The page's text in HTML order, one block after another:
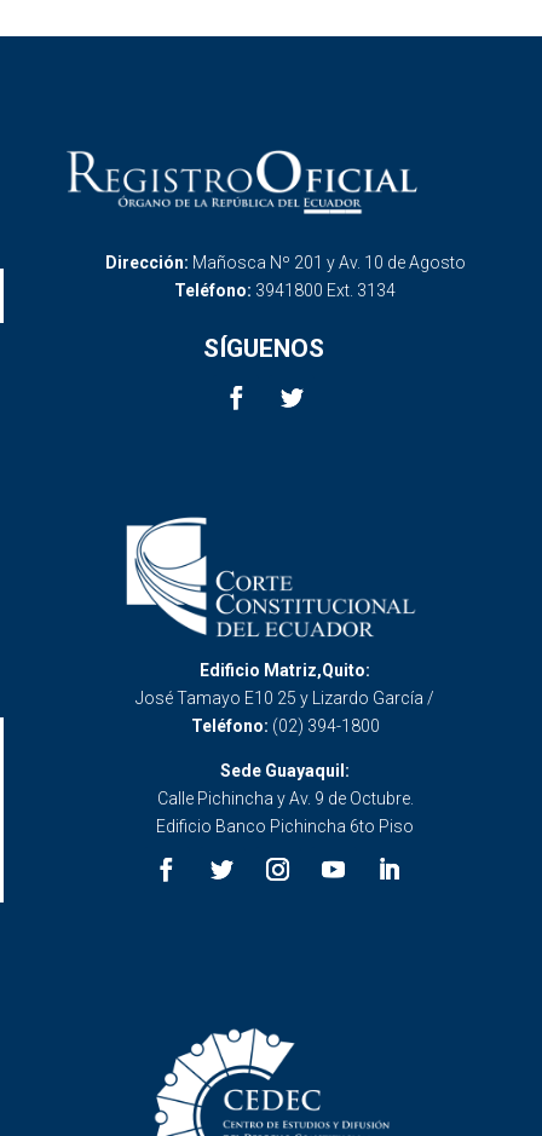
Dirección: Mañosca Nº 201 y Av. 10 de Agosto
Teléfono: 3941800 Ext. 3134
SÍGUENOS
Edificio Matriz,Quito:
José Tamayo E10 25 y Lizardo García /
Teléfono: (02) 394-1800
Sede Guayaquil:
Calle Pichincha y Av. 9 de Octubre.
Edificio Banco Pichincha 6to Piso